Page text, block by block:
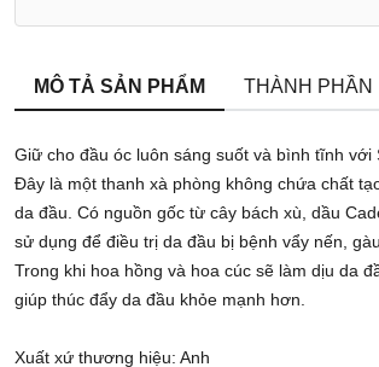
MÔ TẢ SẢN PHẨM THÀNH PHẦN
Giữ cho đầu óc luôn sáng suốt và bình tĩnh với
Đây là một thanh xà phòng không chứa chất
da đầu. Có nguồn gốc từ cây bách xù, dầu
sử dụng để điều trị da đầu bị bệnh vẩy nến,
Trong khi hoa hồng và hoa cúc sẽ làm dịu da
giúp thúc đẩy da đầu khỏe mạnh hơn.
Xuất xứ thương hiệu: Anh